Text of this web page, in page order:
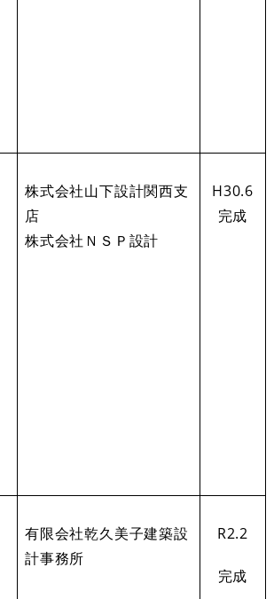
株式会社山下設計関西支
店
株式会社ＮＳＰ設計
H30.6
完成
有限会社乾久美子建築設
計事務所
R2.2
完成